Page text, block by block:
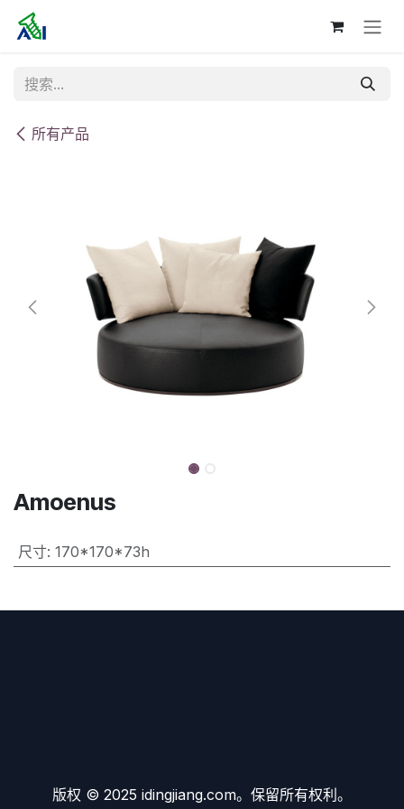
跳至内容
所有产品
Amoenus
尺寸: 170*170*73h
版权 © 2025 idingjiang.com。保留所有权利。